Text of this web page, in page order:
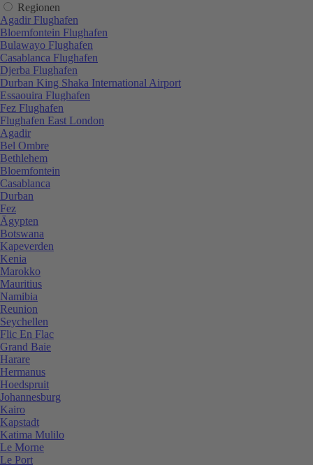
Regionen
Agadir Flughafen
Bloemfontein Flughafen
Bulawayo Flughafen
Casablanca Flughafen
Djerba Flughafen
Durban King Shaka International Airport
Essaouira Flughafen
Fez Flughafen
Flughafen East London
Agadir
Bel Ombre
Bethlehem
Bloemfontein
Casablanca
Durban
Fez
Ägypten
Botswana
Kapeverden
Kenia
Marokko
Mauritius
Namibia
Reunion
Seychellen
Flic En Flac
Grand Baie
Harare
Hermanus
Hoedspruit
Johannesburg
Kairo
Kapstadt
Katima Mulilo
Le Morne
Le Port